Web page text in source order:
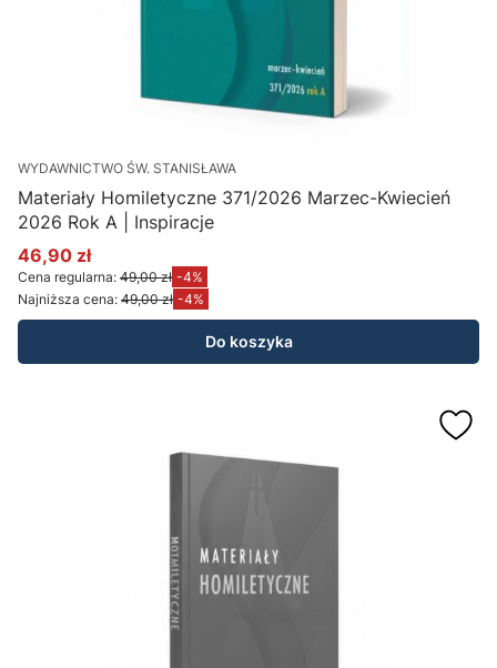
WYDAWNICTWO ŚW. STANISŁAWA
Materiały Homiletyczne 371/2026 Marzec-Kwiecień
2026 Rok A | Inspiracje
Cena promocyjna
46,90 zł
Cena regularna: 49,00 zł -4%
Najniższa cena: 49,00 zł -4%
Do koszyka